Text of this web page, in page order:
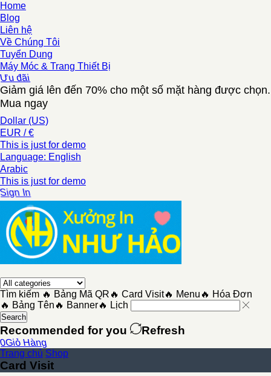
Home
Blog
Liên hệ
Về Chúng Tôi
Tuyển Dụng
Máy Móc & Trang Thiết Bị
đãi
Giảm giá lên đến 70% cho một số mặt hàng được chọn.
Mua ngay
Dollar (US)
EUR / €
This is just for demo
Language: English
Arabic
This is just for demo
In
Tìm kiếm 🔥 Bảng Mã QR 🔥 Card Visit🔥 Menu 🔥 Hóa Đơn
🔥 Bảng Tên 🔥 Banner🔥 Lịch
Search
Recommended for you Refresh
Giỏ Hàng
Trang chủ Shop
Card Visit